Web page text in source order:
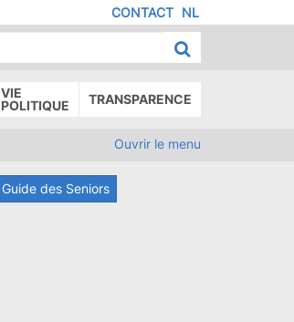
NL
CONTACT
VIE
POLITIQUE
TRANSPARENCE
Ouvrir le menu
Guide des Seniors